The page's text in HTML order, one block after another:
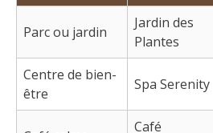
Parc ou jardin
Jardin des
Plantes
Centre de bien-
être
Spa Serenity
Café